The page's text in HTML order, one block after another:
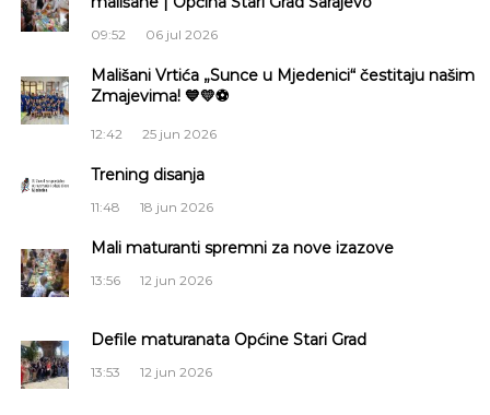
a
c
a
č
a
09:52 06 jul 2026
Mališani Vrtića „Sunce u Mjedenici“ čestitaju našim
Zmajevima! 💙💛⚽
12:42 25 jun 2026
Trening disanja
11:48 18 jun 2026
Mali maturanti spremni za nove izazove
13:56 12 jun 2026
Defile maturanata Općine Stari Grad
13:53 12 jun 2026